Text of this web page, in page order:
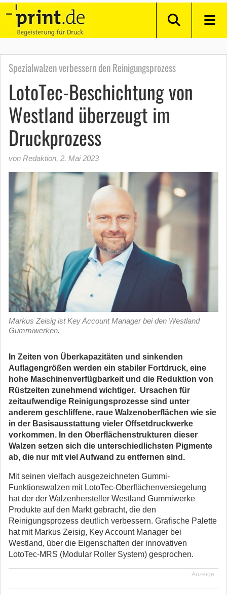
Spezialwalzen verbessern den Reinigungsprozess
LotoTec-Beschichtung von
Westland überzeugt im
Druckprozess
von Redaktion, 2. Mai 2023
Markus Zeisig ist Key Account Manager bei den Westland
Gummiwerken.
In Zeiten von Überkapazitäten und sinkenden
Auflagengrößen werden ein stabiler Fortdruck, eine
hohe Maschinenverfügbarkeit und die Reduktion von
Rüstzeiten zunehmend wichtiger. Ursachen für
zeitaufwendige Reinigungsprozesse sind unter
anderem geschliffene, raue Walzenoberflächen wie sie
in der Basisausstattung vieler Offsetdruckwerke
vorkommen. In den Oberflächenstrukturen dieser
Walzen setzen sich die unterschiedlichsten Pigmente
ab, die nur mit viel Aufwand zu entfernen sind.
Mit seinen vielfach ausgezeichneten Gummi-
Funktionswalzen mit LotoTec-Oberflächenversiegelung
hat der der Walzenhersteller Westland Gummiwerke
Produkte auf den Markt gebracht, die den
Reinigungsprozess deutlich verbessern. Grafische Palette
hat mit Markus Zeisig, Key Account Manager bei
Westland, über die Eigenschaften der innovativen
LotoTec-MRS (Modular Roller System) gesprochen.
Anzeige